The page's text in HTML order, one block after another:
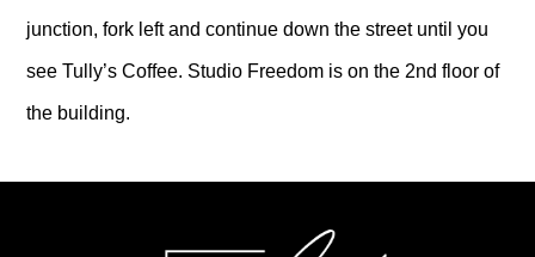
junction, fork left and continue down the street until you
see Tully’s Coffee. Studio Freedom is on the 2nd floor of
the building.